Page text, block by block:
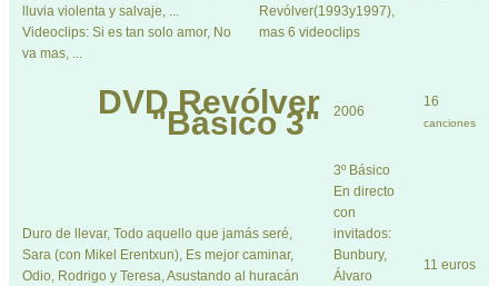
lluvia violenta y salvaje, ...
Videoclips: Si es tan solo amor, No
va mas, ...
Revólver(1993y1997),
mas 6 videoclips
DVDRevólver
"Básico 3" 2006
16
canciones
Duro de llevar, Todo aquello que jamás seré,
Sara (con Mikel Erentxun), Es mejor caminar,
Odio, Rodrigo y Teresa, Asustando al huracán
3º Básico
En directo
con
invitados:
Bunbury,
Álvaro
11 euros